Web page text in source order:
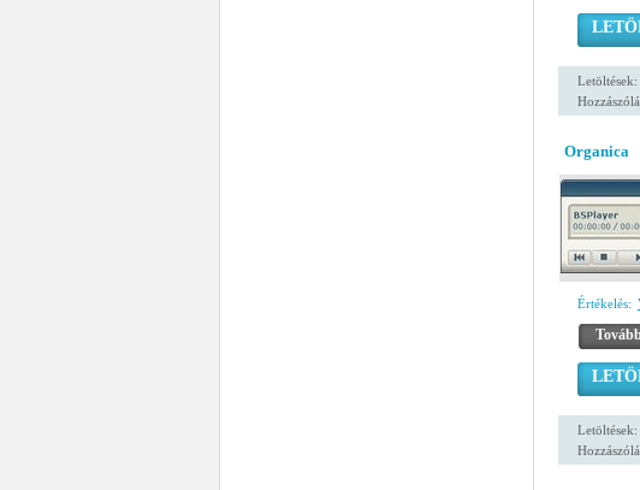
Letöltések:
Organica
Értékelés:
Letöltések: